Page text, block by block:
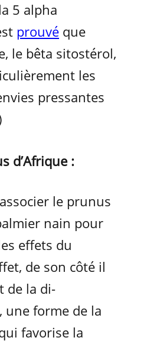
5 alpha
prouvé que
le bêta sitostérol,
les
pressantes
d’Afrique :
le prunus
nain pour
effets du
de son côté il
de la di-
une forme de la
favorise la